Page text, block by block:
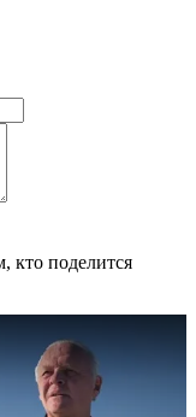
кто поделится